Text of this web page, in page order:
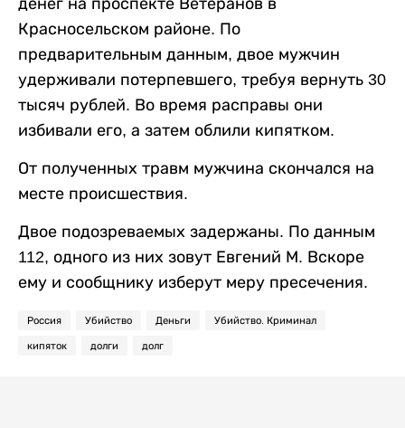
денег на проспекте Ветеранов в
Красносельском районе. По
предварительным данным, двое мужчин
удерживали потерпевшего, требуя вернуть 30
тысяч рублей. Во время расправы они
избивали его, а затем облили кипятком.
От полученных травм мужчина скончался на
месте происшествия.
Двое подозреваемых задержаны. По данным
112, одного из них зовут Евгений М. Вскоре
ему и сообщнику изберут меру пресечения.
Россия Убийство Деньги Убийство. Криминал
кипяток долги долг